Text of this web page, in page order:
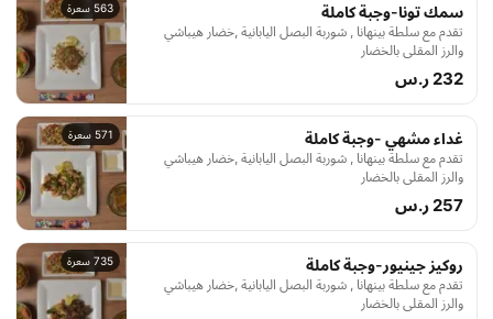
563 سعرة سمك تونا-وجبة كاملة
تقدم مع سلطة بينهانا , شوربة البصل اليابانية ,خضار هيباشي
والرز المقلي بالخضار
232 ر.س
571 سعرة غداء مشهي -وجبة كاملة
تقدم مع سلطة بينهانا , شوربة البصل اليابانية ,خضار هيباشي
والرز المقلي بالخضار
257 ر.س
735 سعرة روكيز جينيور-وجبة كاملة
تقدم مع سلطة بينهانا , شوربة البصل اليابانية ,خضار هيباشي
والرز المقلي بالخضار